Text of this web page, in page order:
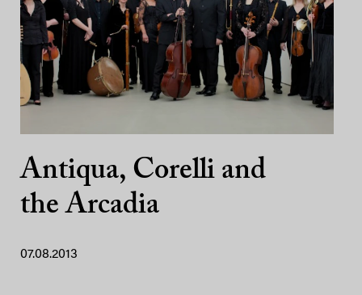
Antiqua, Corelli and
the Arcadia
07.08.2013